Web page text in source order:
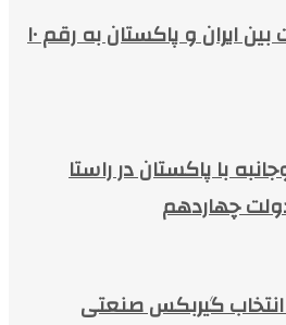
افزایش حجم تجارت بین ایران و پاکستان به رقم ۱۰
با پاکستان در راستا
چهاردهم
گیربکس صنعتی